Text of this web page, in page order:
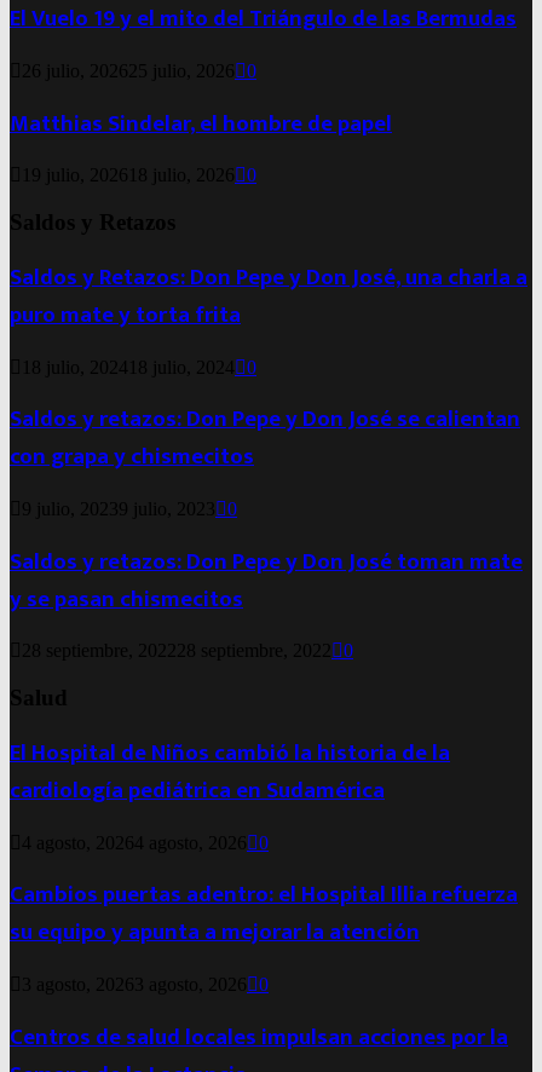
El Vuelo 19 y el mito del Triángulo de las Bermudas
26 julio, 2026 25 julio, 2026 0
Matthias Sindelar, el hombre de papel
19 julio, 2026 18 julio, 2026 0
Saldos y Retazos
Saldos y Retazos: Don Pepe y Don José, una charla a
puro mate y torta frita
18 julio, 2024 18 julio, 2024 0
Saldos y retazos: Don Pepe y Don José se calientan
con grapa y chismecitos
9 julio, 20239 julio, 2023 0
Saldos y retazos: Don Pepe y Don José toman mate
y se pasan chismecitos
28 septiembre, 202228 septiembre, 2022 0
Salud
El Hospital de Niños cambió la historia de la
cardiología pediátrica en Sudamérica
4 agosto, 20264 agosto, 2026 0
Cambios puertas adentro: el Hospital Illia refuerza
su equipo y apunta a mejorar la atención
3 agosto, 2026 3 agosto, 2026 0
Centros de salud locales impulsan acciones por la